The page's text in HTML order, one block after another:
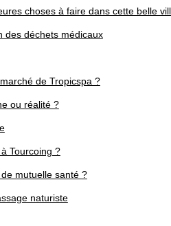
choses à faire dans cette belle
des déchets médicaux
de Tropicspa ?
ou réalité ?
Tourcoing ?
mutuelle santé ?
naturiste